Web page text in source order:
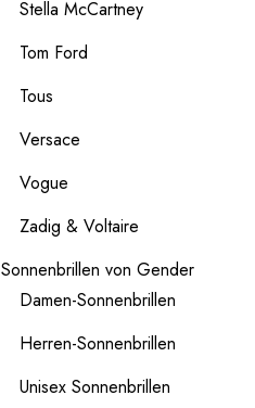
Stella McCartney
Tom Ford
Tous
Versace
Vogue
Zadig & Voltaire
Sonnenbrillen von Gender
Damen-Sonnenbrillen
Herren-Sonnenbrillen
Unisex Sonnenbrillen